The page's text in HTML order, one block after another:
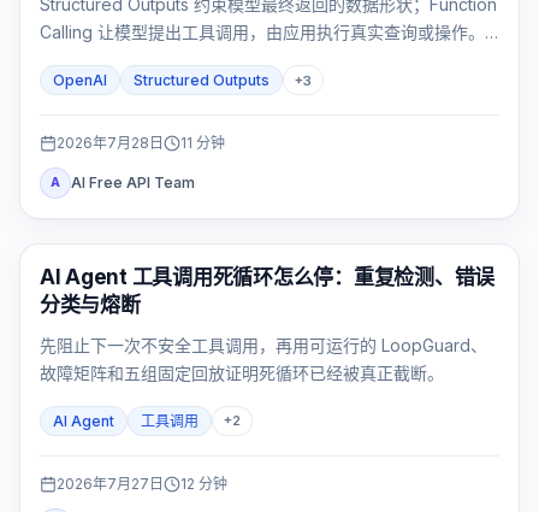
Structured Outputs 约束模型最终返回的数据形状；Function
Calling 让模型提出工具调用，由应用执行真实查询或操作。
OpenAI Structured Outputs +3
2026年7月28日 11 分钟
A AI Free API Team
AI API
AI Agent 工具调用死循环怎么停：重复检测、错误
分类与熔断
先阻止下一次不安全工具调用，再用可运行的 LoopGuard、
故障矩阵和五组固定回放证明死循环已经被真正截断。
AI Agent 工具调用 +2
2026年7月27日 12 分钟